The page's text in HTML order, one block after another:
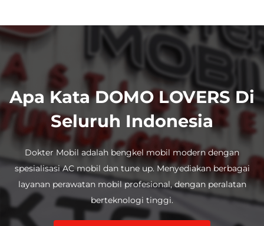
Apa Kata DOMO LOVERS Di
Seluruh Indonesia
Dokter Mobil adalah bengkel mobil modern dengan
spesialisasi AC mobil dan tune up.Menyediakan berbagai
layanan perawatan mobil profesional, dengan peralatan
berteknologi tinggi.